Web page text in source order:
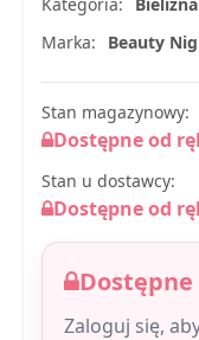
Marka:
Beauty
Stan magazynowy:
Dostępne od
Stan u dostawcy:
Dostępne od
Zaloguj się,